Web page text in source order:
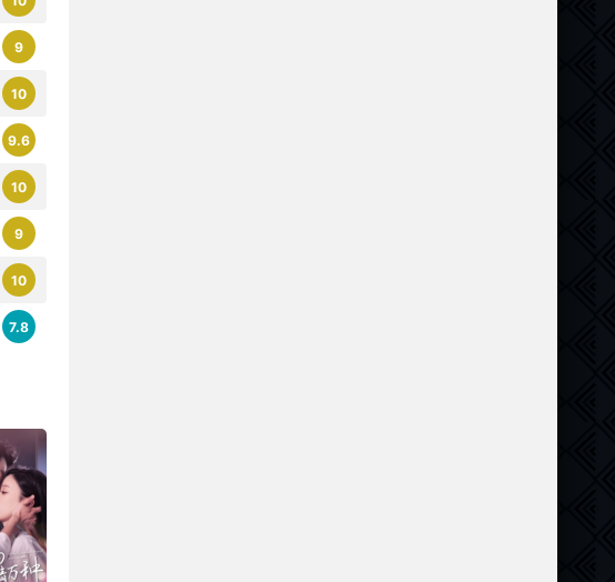
7.8
10
9
10
9.6
10
9